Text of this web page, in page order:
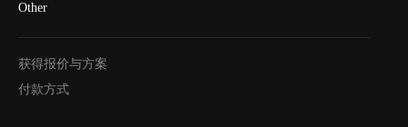
Other
获得报价与方案
付款方式